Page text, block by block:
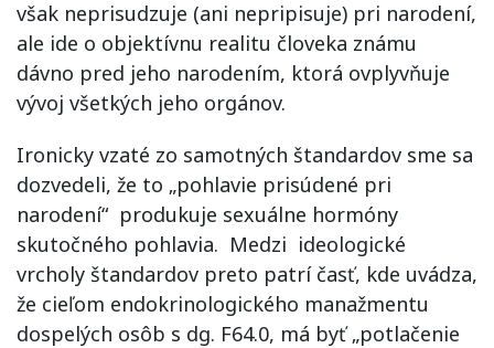
však neprisudzuje (ani nepripisuje) pri narodení,
ale ide o objektívnu realitu človeka známu
dávno pred jeho narodením, ktorá ovplyvňuje
vývoj všetkých jeho orgánov.
Ironicky vzaté zo samotných štandardov sme sa
dozvedeli, že to „pohlavie prisúdené pri
narodení“ produkuje sexuálne hormóny
skutočného pohlavia. Medzi ideologické
vrcholy štandardov preto patrí časť, kde uvádza,
že cieľom endokrinologického manažmentu
dospelých osôb s dg. F64.0, má byť „potlačenie